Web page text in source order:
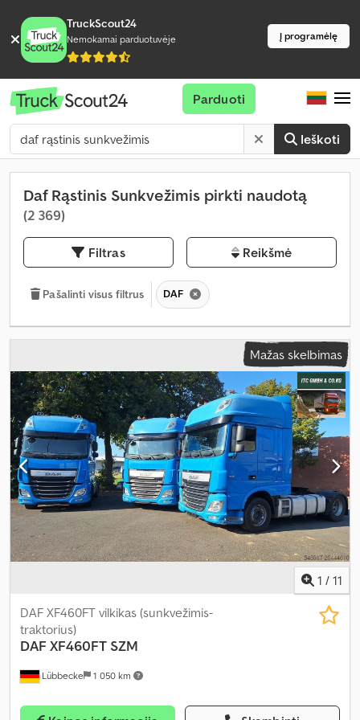
TruckScout24
Nemokamai parduotuvėje Į programėlę
Ieškoti
Parduoti
Daf Rąstinis Sunkvežimis pirkti naudotą
(2 369)
Filtras Reikšmė
Pašalinti visus filtrus DAF
Mažas skelbimas
1 / 11
Lübbecke 1 050 km
DAF XF460FT vilkikas (sunkvežimis-
traktorius)
DAF XF460FT SZM